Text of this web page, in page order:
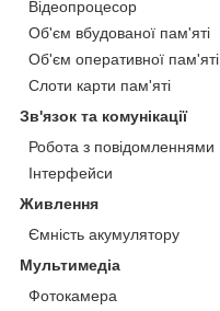
Відеопроцесор
Об'єм вбудованої пам'яті
Об'єм оперативної пам'яті
Слоти карти пам'яті
Зв'язок та комунікації
Робота з повідомленнями
Інтерфейси
Живлення
Ємність акумулятору
Мультимедіа
Фотокамера